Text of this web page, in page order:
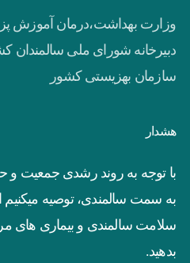
وزارت بهداشت،درمان آموزش
دبیرخانه شورای ملی سالمندان
سازمان بهزیستی کشور
هشدار
با توجه به روند رشدی جمعیت
به سمت سالمندی، توصیه میکنیم
سلامت سالمندی و بیماری های
بدهید.